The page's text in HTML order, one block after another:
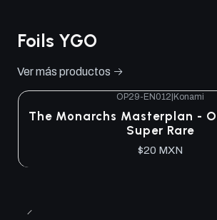
Foils YGO
Ver más productos
OP29-EN012 Konami
The Monarchs Masterplan -
Super Rare
$20 MXN